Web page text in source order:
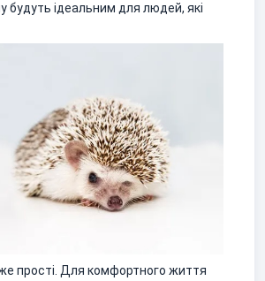
будуть ідеальним для людей, які
прості. Для комфортного життя